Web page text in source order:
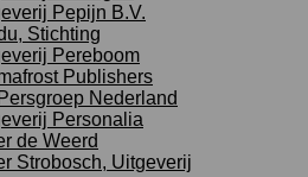
Pepijn B.V.
Stichting
Pereboom
Publishers
Nederland
Personalia
de Weerd
Strobosch, Uitgeverij